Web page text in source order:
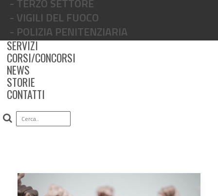
TERZO SETTORE
VIGILI DEL FUOCO
POLIZIA PENITENZIARIA
SERVIZI
CORSI/CONCORSI
NEWS
STORIE
CONTATTI
puglia